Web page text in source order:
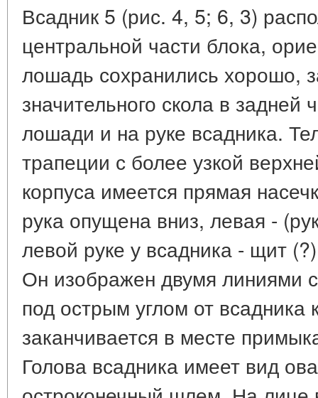
Всадник 5 (рис. 4, 5; 6, 3)
центральной части блока,
лошадь сохранились хорошо,
значительного скола в задней
лошади и на руке всадника.
трапеции с более узкой
корпуса имеется прямая
рука опущена вниз, левая -
левой руке у всадника - щит
Он изображен двумя линиями
под острым углом от
заканчивается в месте
Голова всадника имеет вид